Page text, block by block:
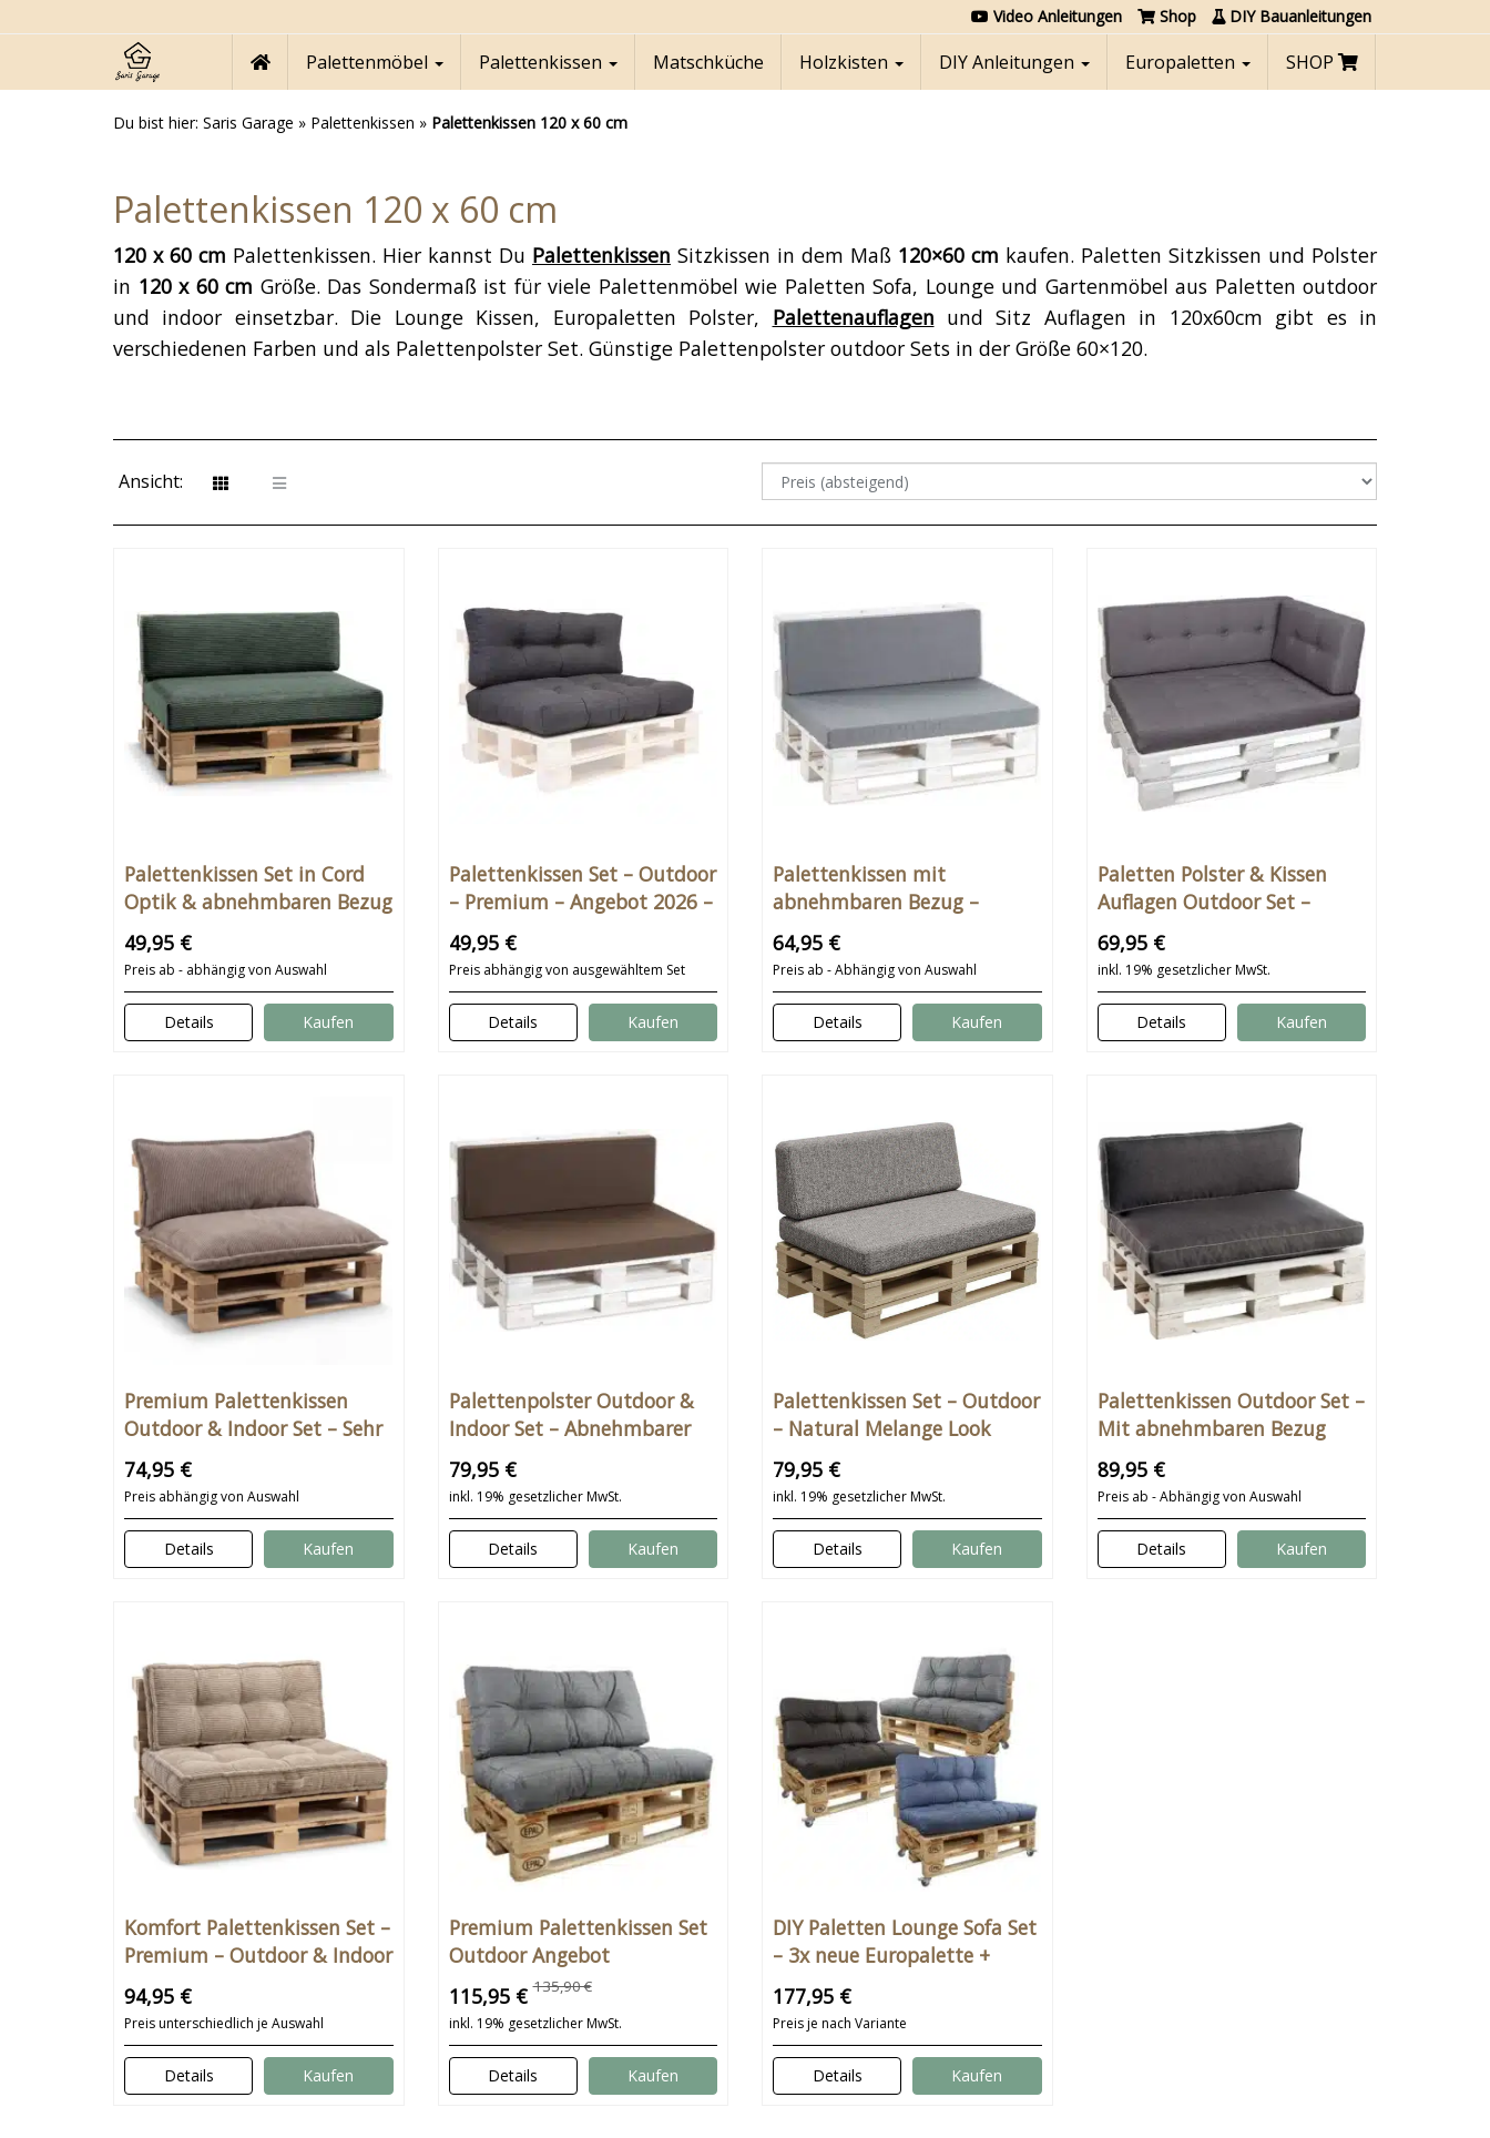
to
content
Video Anleitungen Shop DIY Bauanleitungen
Palettenmöbel Palettenkissen Matschküche Holzkisten DIY Anleitungen Europaletten SHOP
Du bist hier: Saris Garage » Palettenkissen » Palettenkissen 120 x 60 cm
Palettenkissen 120 x 60 cm
120 x 60 cm Palettenkissen. Hier kannst Du Palettenkissen Sitzkissen in dem Maß 120×60 cm kaufen. Paletten Sitzkissen und Polster
in 120 x 60 cm Größe. Das Sondermaß ist für viele Palettenmöbel wie Paletten Sofa, Lounge und Gartenmöbel aus Paletten outdoor
und indoor einsetzbar. Die Lounge Kissen, Europaletten Polster, Palettenauflagen und Sitz Auflagen in 120x60cm gibt es in
verschiedenen Farben und als Palettenpolster Set. Günstige Palettenpolster outdoor Sets in der Größe 60×120.
Ansicht:
Palettenkissen Set in Cord
Optik & abnehmbaren Bezug
49,95 €
Preis ab - abhängig von Auswahl
Details Kaufen
Palettenkissen Set – Outdoor
– Premium – Angebot 2026 –
120×60 & 120x80cm – Auch
Sondermaße
49,95 €
Preis abhängig von ausgewähltem Set
Details Kaufen
Palettenkissen mit
abnehmbaren Bezug –
Palettenpolster Outdoor &
Indoor Set
64,95 €
Preis ab - Abhängig von Auswahl
Details Kaufen
Paletten Polster & Kissen
Auflagen Outdoor Set –
Sitzkissen & Keilförmige
Rückenkissen – Premium
69,95 €
inkl. 19% gesetzlicher MwSt.
Details Kaufen
Premium Palettenkissen
Outdoor & Indoor Set – Sehr
bequem & weich
74,95 €
Preis abhängig von Auswahl
Details Kaufen
Palettenpolster Outdoor &
Indoor Set – Abnehmbarer
und waschbarer Bezug
79,95 €
inkl. 19% gesetzlicher MwSt.
Details Kaufen
Palettenkissen Set – Outdoor
– Natural Melange Look
79,95 €
inkl. 19% gesetzlicher MwSt.
Details Kaufen
Palettenkissen Outdoor Set –
Mit abnehmbaren Bezug
und Inlett
89,95 €
Preis ab - Abhängig von Auswahl
Details Kaufen
Komfort Palettenkissen Set –
Premium – Outdoor & Indoor
– Schönes Design – Bequem
& schöne Farben
94,95 €
Preis unterschiedlich je Auswahl
Details Kaufen
Premium Palettenkissen Set
Outdoor Angebot
115,95 €135,90 €
inkl. 19% gesetzlicher MwSt.
Details Kaufen
DIY Paletten Lounge Sofa Set
– 3x neue Europalette +
Palettenkissen Set + Rollen
177,95 €
Preis je nach Variante
Details Kaufen